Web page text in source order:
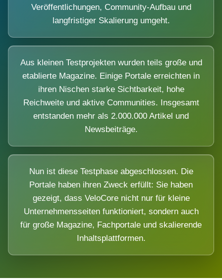
Veröffentlichungen, Community-Aufbau und
langfristiger Skalierung umgeht.
Aus kleinen Testprojekten wurden teils große und
etablierte Magazine. Einige Portale erreichten in
ihren Nischen starke Sichtbarkeit, hohe
Reichweite und aktive Communities. Insgesamt
entstanden mehr als 2.000.000 Artikel und
Newsbeiträge.
Nun ist diese Testphase abgeschlossen. Die
Portale haben ihren Zweck erfüllt: Sie haben
gezeigt, dass VeloCore nicht nur für kleine
Unternehmensseiten funktioniert, sondern auch
für große Magazine, Fachportale und skalierende
Inhaltsplattformen.